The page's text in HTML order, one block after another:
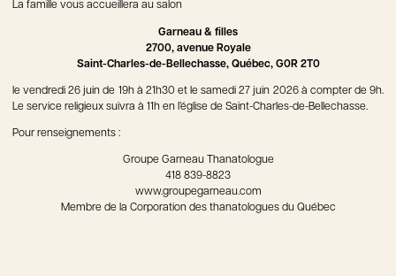
La famille vous accueillera au salon
Garneau & filles
2700, avenue Royale
Saint-Charles-de-Bellechasse, Québec, G0R 2T0
le vendredi 26 juin de 19h à 21h30 et le samedi 27 juin 2026 à compter de 9h.
Le service religieux suivra à 11h en l’église de Saint-Charles-de-Bellechasse.
Pour renseignements :
Groupe Garneau Thanatologue
418 839-8823
www.groupegarneau.com
Membre de la Corporation des thanatologues du Québec